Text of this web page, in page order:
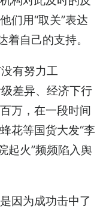
他们用“取关”表达
着自己的支持。
有努力工
差异、经济下行
万，在一段时间
花等国货大发“李
起火”频频陷入舆
因为成功击中了